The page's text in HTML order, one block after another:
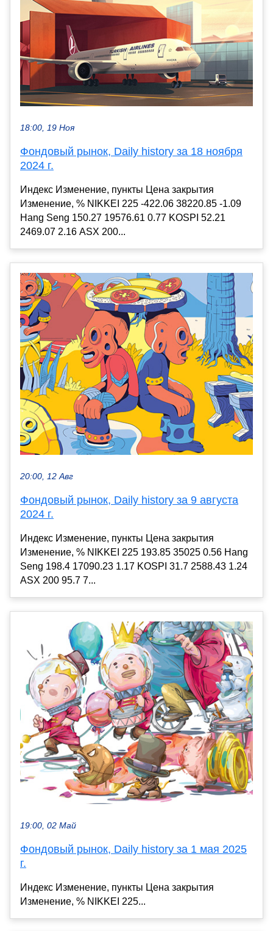
18:00, 19 Ноя
Фондовый рынок, Daily history за 18 ноября
2024 г.
Индекс Изменение, пункты Цена закрытия
Изменение, % NIKKEI 225 -422.06 38220.85 -1.09
Hang Seng 150.27 19576.61 0.77 KOSPI 52.21
2469.07 2.16 ASX 200...
20:00, 12 Авг
Фондовый рынок, Daily history за 9 августа
2024 г.
Индекс Изменение, пункты Цена закрытия
Изменение, % NIKKEI 225 193.85 35025 0.56 Hang
Seng 198.4 17090.23 1.17 KOSPI 31.7 2588.43 1.24
ASX 200 95.7 7...
19:00, 02 Май
Фондовый рынок, Daily history за 1 мая 2025
г.
Индекс Изменение, пункты Цена закрытия
Изменение, % NIKKEI 225...